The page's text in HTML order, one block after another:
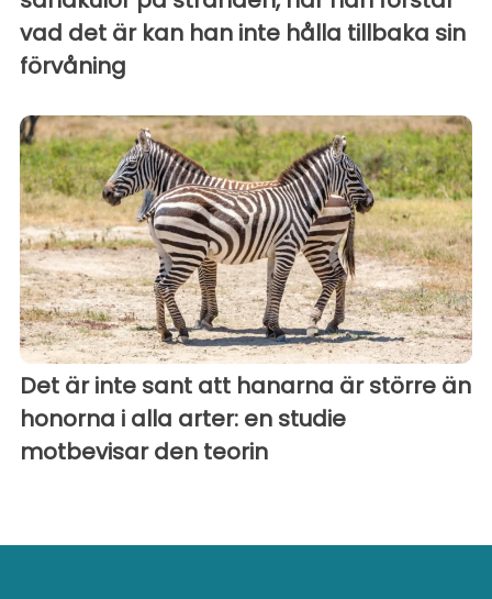
vad det är kan han inte hålla tillbaka sin
förvåning
Det är inte sant att hanarna är större än
honorna i alla arter: en studie
motbevisar den teorin